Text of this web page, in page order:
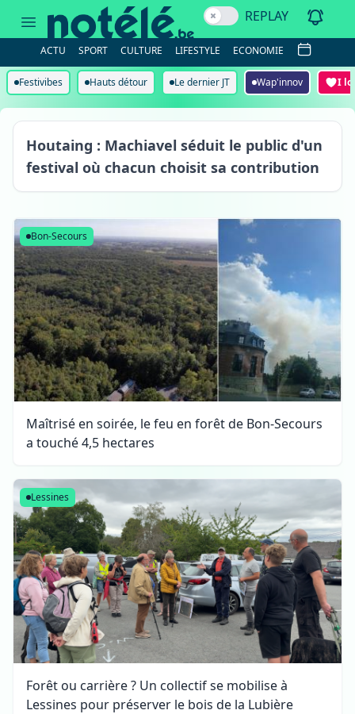
REPLAY
ACTU SPORT CULTURE LIFESTYLE ECONOMIE
Festivibes Hauts détour Le dernier JT Wap'innov I
Houtaing : Machiavel séduit le public d'un
festival où chacun choisit sa contribution
Bon-Secours
Maîtrisé en soirée, le feu en forêt de Bon-Secours
a touché 4,5 hectares
Lessines
Forêt ou carrière ? Un collectif se mobilise à
Lessines pour préserver le bois de la Lubière